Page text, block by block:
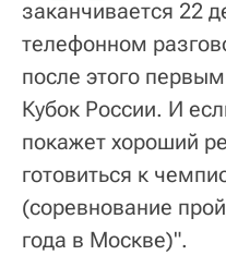
заканчивается 22
телефонном
после этого
Кубок России. И
покажет хороший
готовиться к
(соревнование
года в Москве)".